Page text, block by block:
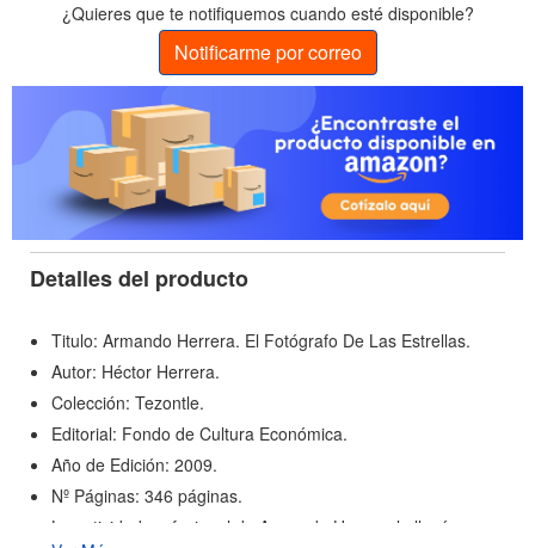
¿Quieres que te notifiquemos cuando esté disponible?
Notificarme por correo
Detalles del producto
Titulo: Armando Herrera. El Fotógrafo De Las Estrellas.
Autor: Héctor Herrera.
Colección: Tezontle.
Editorial: Fondo de Cultura Económica.
Año de Edición: 2009.
Nº Páginas: 346 páginas.
La actividad profesional de Armando Herrera lo llevó a